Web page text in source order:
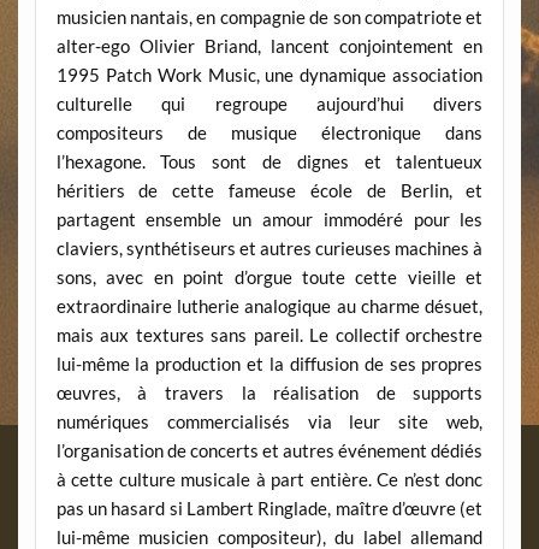
musicien nantais, en compagnie de son compatriote et
alter-ego Olivier Briand, lancent conjointement en
1995 Patch Work Music, une dynamique association
culturelle qui regroupe aujourd’hui divers
compositeurs de musique électronique dans
l’hexagone. Tous sont de dignes et talentueux
héritiers de cette fameuse école de Berlin, et
partagent ensemble un amour immodéré pour les
claviers, synthétiseurs et autres curieuses machines à
sons, avec en point d’orgue toute cette vieille et
extraordinaire lutherie analogique au charme désuet,
mais aux textures sans pareil. Le collectif orchestre
lui-même la production et la diffusion de ses propres
œuvres, à travers la réalisation de supports
numériques commercialisés via leur site web,
l’organisation de concerts et autres événement dédiés
à cette culture musicale à part entière. Ce n’est donc
pas un hasard si Lambert Ringlade, maître d’œuvre (et
lui-même musicien compositeur), du label allemand